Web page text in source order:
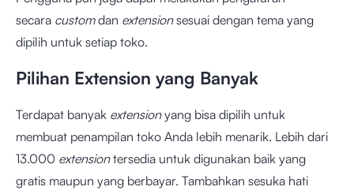
secara customdan extensionsesuai dengan tema yang
dipilih untuk setiap toko.
Pilihan Extension yang Banyak
Terdapat banyak extensionyang bisa dipilih untuk
membuat penampilan toko Anda lebih menarik. Lebih dari
13.000 extensiontersedia untuk digunakan baik yang
gratis maupun yang berbayar. Tambahkan sesuka hati